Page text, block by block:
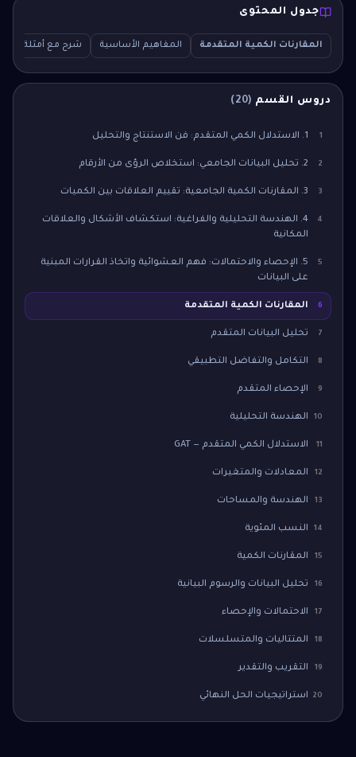
جدول المحتوى
المقارنات الكمية المتقدمة المفاهيم الأساسية شرح مع أمثلة
دروس القسم (
20
)
1 1. الاستدلال الكمي المتقدم: فن الاستنتاج والتحليل
2 2. تحليل البيانات الجامعي: استخلاص الرؤى من الأرقام
3 3. المقارنات الكمية الجامعية: تقييم العلاقات بين الكميات
4
4. الهندسة التحليلية والفراغية: استكشاف الأشكال والعلاقات
المكانية
5
5. الإحصاء والاحتمالات: فهم العشوائية واتخاذ القرارات المبنية
على البيانات
6 المقارنات الكمية المتقدمة
7 تحليل البيانات المتقدم
8 التكامل والتفاضل التطبيقي
9 الإحصاء المتقدم
10 الهندسة التحليلية
11 الاستدلال الكمي المتقدم — GAT
12 المعادلات والمتغيرات
13 الهندسة والمساحات
14 النسب المئوية
15 المقارنات الكمية
16 تحليل البيانات والرسوم البيانية
17 الاحتمالات والإحصاء
18 المتتاليات والمتسلسلات
19 التقريب والتقدير
20 استراتيجيات الحل النهائي